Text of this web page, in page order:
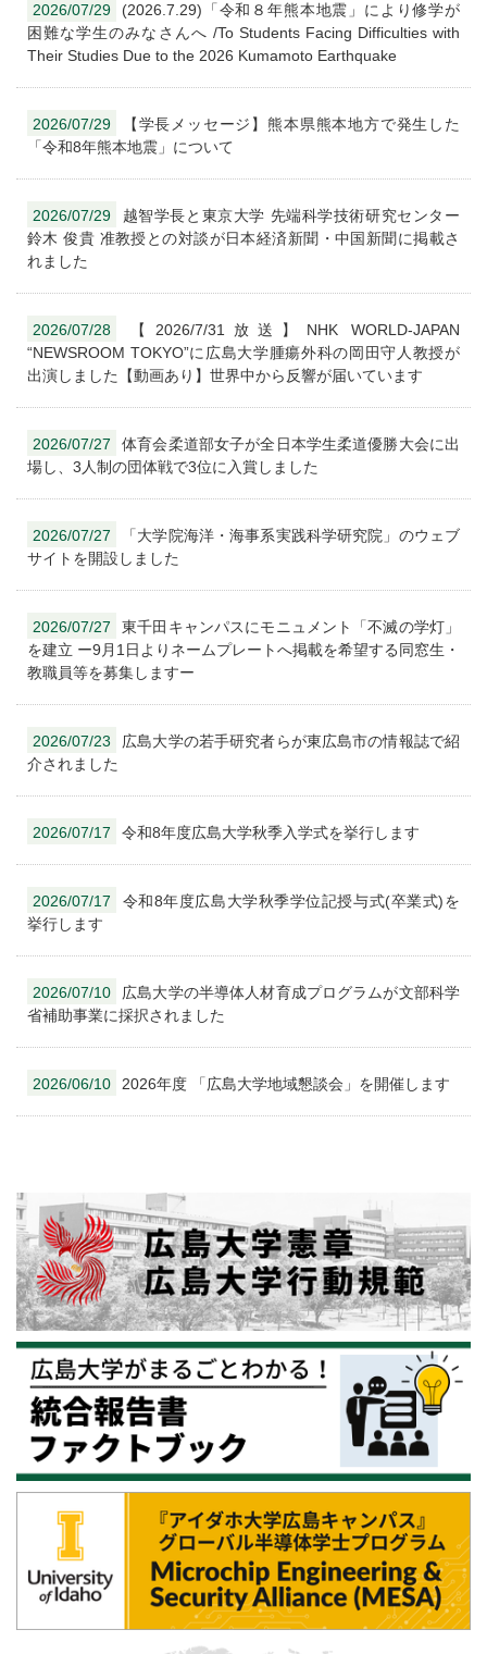
2026/07/29
(2026.7.29)「令和８年熊本地震」により修学が
困難な学生のみなさんへ /To Students Facing Difficulties with
Their Studies Due to the 2026 Kumamoto Earthquake
2026/07/29
【学長メッセージ】熊本県熊本地方で発生した
「令和8年熊本地震」について
2026/07/29
越智学長と東京大学 先端科学技術研究センター
鈴木 俊貴 准教授との対談が日本経済新聞・中国新聞に掲載さ
れました
2026/07/28
【2026/7/31放送】NHK WORLD-JAPAN
“NEWSROOM TOKYO”に広島大学腫瘍外科の岡田守人教授が
出演しました【動画あり】世界中から反響が届いています
2026/07/27
体育会柔道部女子が全日本学生柔道優勝大会に出
場し、3人制の団体戦で3位に入賞しました
2026/07/27
「大学院海洋・海事系実践科学研究院」のウェブ
サイトを開設しました
2026/07/27
東千田キャンパスにモニュメント「不滅の学灯」
を建立 ー9月1日よりネームプレートへ掲載を希望する同窓生・
教職員等を募集しますー
2026/07/23
広島大学の若手研究者らが東広島市の情報誌で紹
介されました
2026/07/17 令和8年度広島大学秋季入学式を挙行します
2026/07/17
令和8年度広島大学秋季学位記授与式(卒業式)を
挙行します
2026/07/10
広島大学の半導体人材育成プログラムが文部科学
省補助事業に採択されました
2026/06/10 2026年度 「広島大学地域懇談会」を開催します